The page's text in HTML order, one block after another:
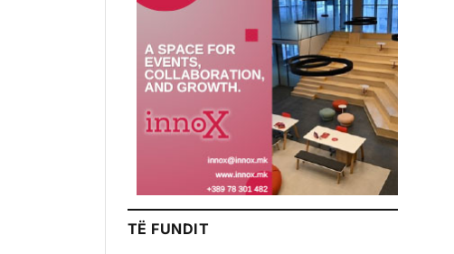
TË FUNDIT